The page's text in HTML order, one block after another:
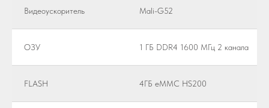
Видеоускоритель Mali-G52
ОЗУ 1 ГБ DDR4 1600 МГц 2 канала
FLASH 4ГБ eMMC HS200